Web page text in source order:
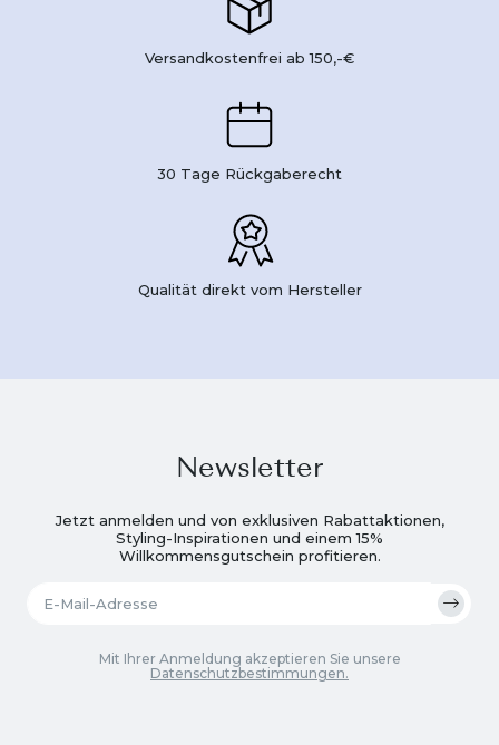
Versandkostenfrei ab 150,-€
30 Tage Rückgaberecht
Qualität direkt vom Hersteller
Newsletter
Jetzt anmelden und von exklusiven Rabattaktionen,
Styling-Inspirationen und einem 15%
Willkommensgutschein profitieren.
Mit Ihrer Anmeldung akzeptieren Sie unsere
Datenschutzbestimmungen.